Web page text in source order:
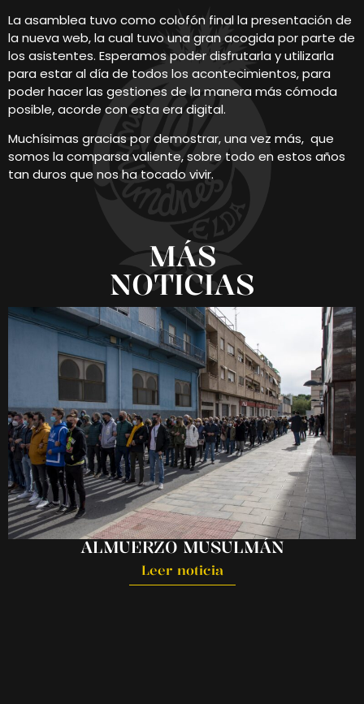
La asamblea tuvo como colofón final la presentación de
la nueva web, la cual tuvo una gran acogida por parte de
los asistentes. Esperamos poder disfrutarla y utilizarla
para estar al día de todos los acontecimientos, para
poder hacer las gestiones de la manera más cómoda
posible, acorde con esta era digital.
Muchísimas gracias por demostrar, una vez más, que
somos la comparsa valiente, sobre todo en estos años
tan duros que nos ha tocado vivir.
MÁS
NOTICIAS
ALMUERZO MUSULMÁN
Leer noticia